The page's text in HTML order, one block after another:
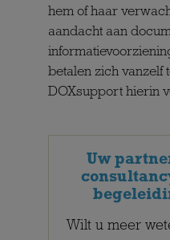
hem of haar
aandacht aan
betalen zich vanzelf
DOXsupport hierin
Uw
Wilt u meer